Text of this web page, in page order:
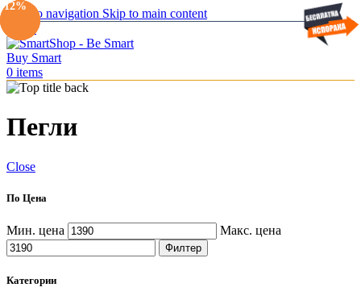
Skip to navigation Skip to main content
0 items
Пегли
Close
По Цена
Мин. цена Макс. цена
Филтер
Категории
-29%
-7%
-12%